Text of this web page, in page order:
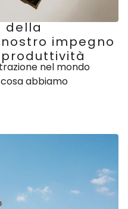
della
impegno
nel mondo
abbiamo